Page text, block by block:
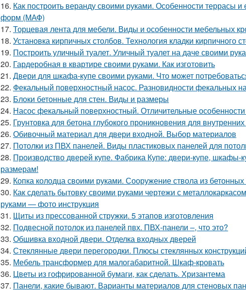
16. Как построить веранду своими руками. Особенности террасы
форм (МАФ)
17. Торцевая лента для мебели. Виды и особенности мебельных
18. Установка кирпичных столбов. Технология кладки кирпичного
19. Построить уличный туалет. Уличный туалет на даче своими
20. Гардеробная в квартире своими руками. Как изготовить
21. Двери для шкафа-купе своими руками. Что может
22. Фекальный поверхностный насос. Разновидности фекальных
23. Блоки бетонные для стен. Виды и размеры
24. Насос фекальный поверхностный. Отличительные
25. Грунтовка для бетона глубокого проникновения для
26. Обивочный материал для двери входной. Выбор материалов
27. Потолки из ПВХ панелей. Виды пластиковых панелей для
28. Производство дверей купе. Фабрика Купе: двери-купе, шкафы-
размерам!
29. Копка колодца своими руками. Сооружение ствола из бетонных
30. Как сделать бытовку своими руками чертежи с
руками — фото инструкция
31. Щиты из прессованной стружки. 5 этапов изготовления
32. Подвесной потолок из панелей пвх. ПВХ-панели –, что это?
33. Обшивка входной двери. Отделка входных дверей
34. Стеклянные двери перегородки. Плюсы стеклянных
35. Мебель трансформер для малогабаритной. Шкаф-кровать
36. Цветы из гофрированной бумаги, как сделать. Хризантема
37. Панели, какие бывают. Варианты материалов для стеновых